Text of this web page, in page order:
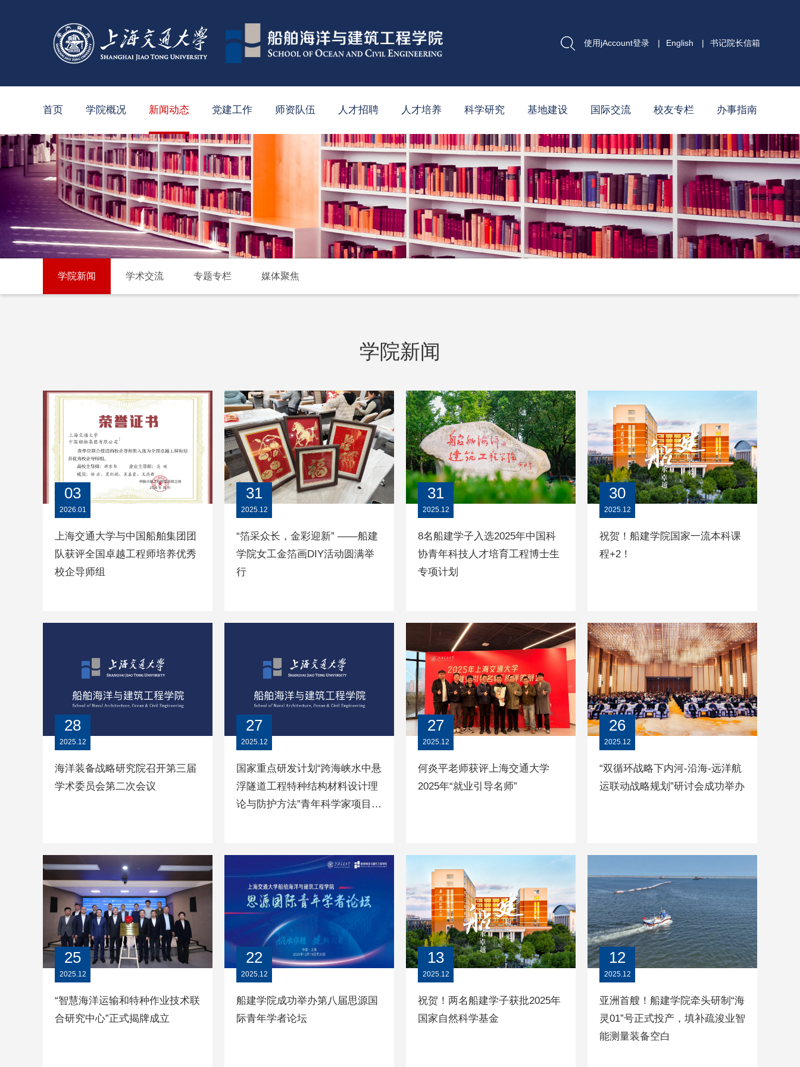
使用jAccount登录 | English | 书记院长信箱
首页 学院概况 新闻动态 党建工作 师资队伍 人才招聘 人才培养 科学研究 基地建设 国际交流 校友专栏 办事指南
学院新闻 学术交流 专题专栏 媒体聚焦
学院新闻
03
2026.01
上海交通大学与中国船舶集团团
队获评全国卓越工程师培养优秀
校企导师组
31
2025.12
“箔采众长，金彩迎新” ——船建
学院女工金箔画DIY活动圆满举
行
31
2025.12
8名船建学子入选2025年中国科
协青年科技人才培育工程博士生
专项计划
30
2025.12
祝贺！船建学院国家一流本科课
程+2！
28
2025.12
海洋装备战略研究院召开第三届
学术委员会第二次会议
27
2025.12
国家重点研发计划“跨海峡水中悬
浮隧道工程特种结构材料设计理
论与防护方法”青年科学家项目
27
2025.12
何炎平老师获评上海交通大学
2025年“就业引导名师”
26
2025.12
“双循环战略下内河-沿海-远洋航
运联动战略规划”研讨会成功举办
25
2025.12
“智慧海洋运输和特种作业技术联
合研究中心”正式揭牌成立
22
2025.12
船建学院成功举办第八届思源国
际青年学者论坛‌
13
2025.12
祝贺！两名船建学子获批2025年
国家自然科学基金
12
2025.12
亚洲首艘！船建学院牵头研制“海
灵01”号正式投产，填补疏浚业智
能测量装备空白